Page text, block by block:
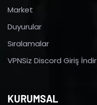
Market
Duyurular
Sıralamalar
VPNSiz Discord Giriş İndir
KURUMSAL